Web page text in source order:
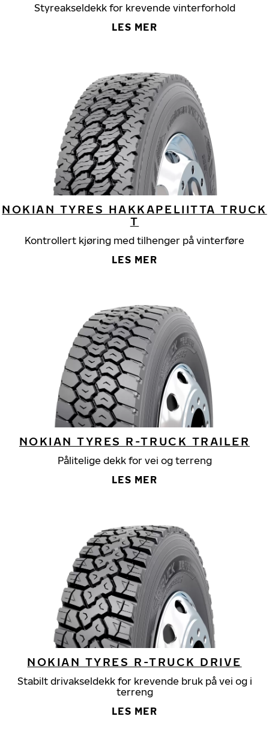
Styreakseldekk for krevende vinterforhold
LES MER
NOKIAN TYRES HAKKAPELIITTA TRUCK
T
Kontrollert kjøring med tilhenger på vinterføre
LES MER
NOKIAN TYRES R-TRUCK TRAILER
Pålitelige dekk for vei og terreng
LES MER
NOKIAN TYRES R-TRUCK DRIVE
Stabilt drivakseldekk for krevende bruk på vei og i
terreng
LES MER